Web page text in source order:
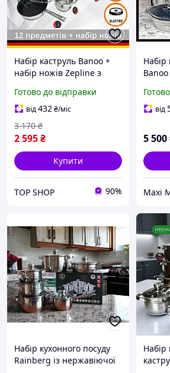
Набір каструль Banoo +
набір ножів Zepline з
Німеччина Набір
кухонного посуду з
антипригарним дном
Готово до відправки
від432₴/міс
2 595₴
3 170 ₴
Купити
TOP SHOP 90%
Набір
від
5 500
Maxi
Набір кухонного посуду
Rainberg із нержавіючої
Набір